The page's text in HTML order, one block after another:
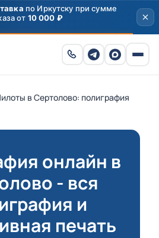
по Иркутску при сумме
от 10 000 ₽
в Сертолово: полиграфия
онлайн в
- вся
и
печать